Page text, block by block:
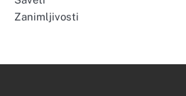
Zanimljivosti